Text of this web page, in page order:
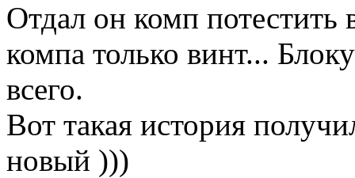
Отдал он комп
компа только винт...
всего.
Вот такая история
новый )))